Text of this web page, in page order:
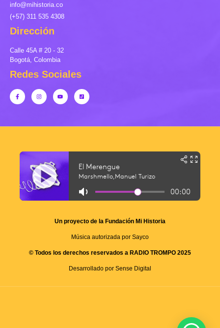
info@mihistoria.co
(+57) 311 535 4308
Dirección
Calle 45A # 20 - 32
Bogotá, Colombia
Redes Sociales
Un proyecto de la Fundación Mi Historia
Música autorizada por Sayco
© Todos los derechos reservados a RADIO TROMPO 2025
Desarrollado por Sense Digital